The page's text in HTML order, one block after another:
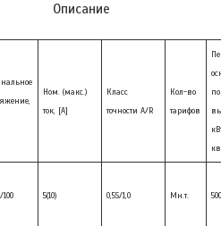
Описание
Ном. (макс.)
ток, [А]
Класс
точности A/R
Кол-во
тарифов
100 5(10) 0,5S/1,0 Мн.т.